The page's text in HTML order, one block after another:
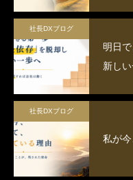
社長DXブログ
明日
新し
社長DXブログ
私が